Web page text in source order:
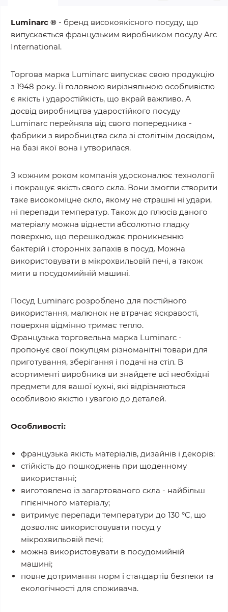
Luminarc ® - бренд високоякісного посуду, що
випускається французьким виробником посуду Arc
International.
Торгова марка Luminarc випускає свою продукцію
з 1948 року. Її головною вирізняльною особливістю
є якість і ударостійкість, що вкрай важливо. А
досвід виробництва ударостійкого посуду
Luminarc перейняла від свого попередника -
фабрики з виробництва скла зі столітнім досвідом,
на базі якої вона і утворилася.
З кожним роком компанія удосконалює технології
і покращує якість свого скла. Вони змогли створити
таке високоміцне скло, якому не страшні ні удари,
ні перепади температур. Також до плюсів даного
матеріалу можна віднести абсолютно гладку
поверхню, що перешкоджає проникненню
бактерій і сторонніх запахів в посуд. Можна
використовувати в мікрохвильовій печі, а також
мити в посудомийній машині.
Посуд Luminarc розроблено для постійного
використання, малюнок не втрачає яскравості,
поверхня відмінно тримає тепло.
Французька торговельна марка Luminarc -
пропонує свої покупцям різноманітні товари для
приготування, зберігання і подачі на стіл. В
асортименті виробника ви знайдете всі необхідні
предмети для вашої кухні, які відрізняються
особливою якістю і увагою до деталей.
Особливості:
французька якість матеріалів, дизайнів і декорів;
стійкість до пошкоджень при щоденному
використанні;
виготовлено із загартованого скла - найбільш
гігієнічного матеріалу;
витримує перепади температури до 130 °С, що
дозволяє використовувати посуд у
мікрохвильовій печі;
можна використовувати в посудомийній
машині;
повне дотримання норм і стандартів безпеки та
екологічності для споживача.